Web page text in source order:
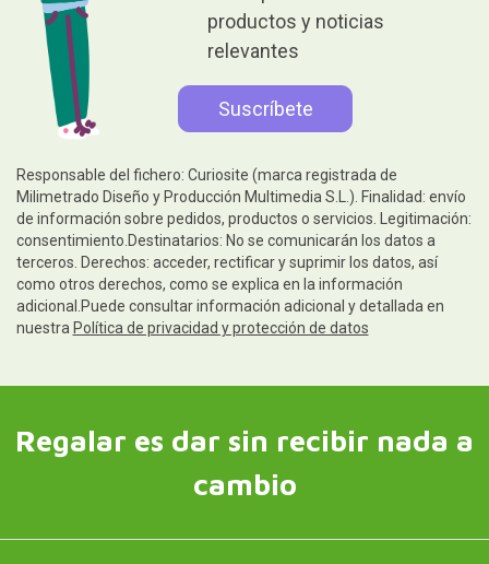
productos y noticias
relevantes
Responsable del fichero: Curiosite (marca registrada de
Milimetrado Diseño y Producción Multimedia S.L.). Finalidad: envío
de información sobre pedidos, productos o servicios. Legitimación:
consentimiento.Destinatarios: No se comunicarán los datos a
terceros. Derechos: acceder, rectificar y suprimir los datos, así
como otros derechos, como se explica en la información
adicional.Puede consultar información adicional y detallada en
nuestra Política de privacidad y protección de datos
Regalar es dar sin recibir nada a
cambio